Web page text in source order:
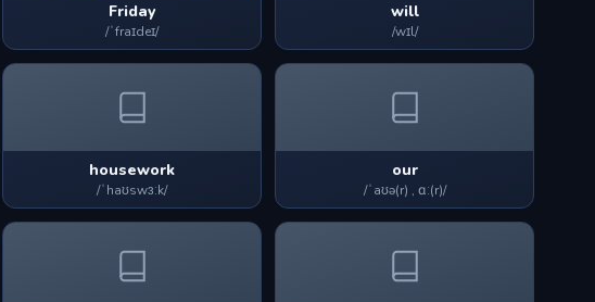
Friday
/ˈfraɪdeɪ/
will
/wɪl/
housework
/ˈhaʊswɜːk/
our
/ˈaʊə(r) , ɑː(r)/